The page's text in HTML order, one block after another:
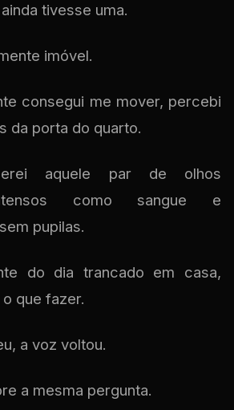
tivesse uma.
imóvel.
consegui me mover, percebi
da porta do quarto.
aquele par de olhos
como sangue e
pupilas.
do dia trancado em casa,
que fazer.
a voz voltou.
a mesma pergunta.